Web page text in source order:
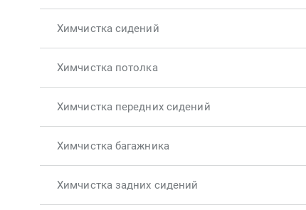
Химчистка сидений
Химчистка потолка
Химчистка передних сидений
Химчистка багажника
Химчистка задних сидений